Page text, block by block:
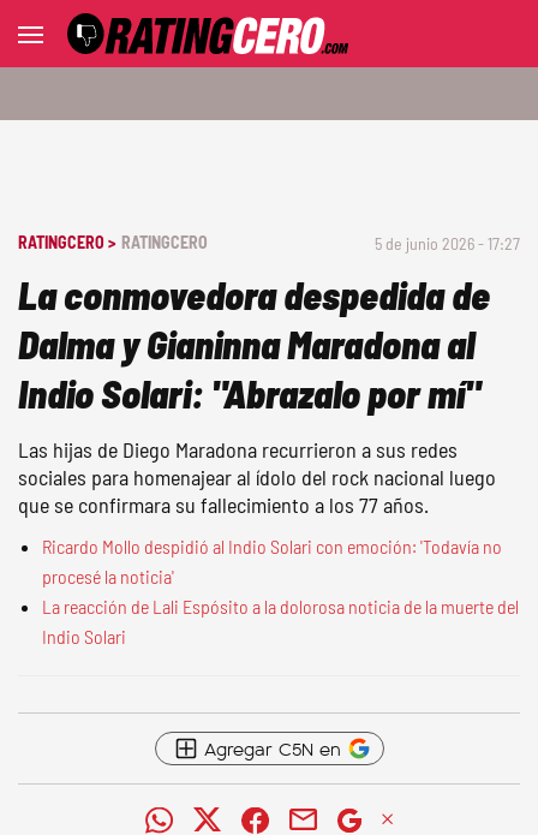
RATINGCERO > RATINGCERO 5 de junio 2026 - 17:27
La conmovedora despedida de
Dalma y Gianinna Maradona al
Indio Solari: "Abrazalo por mí"
Las hijas de Diego Maradona recurrieron a sus redes
sociales para homenajear al ídolo del rock nacional luego
que se confirmara su fallecimiento a los 77 años.
Ricardo Mollo despidió al Indio Solari con emoción: 'Todavía no
procesé la noticia'
La reacción de Lali Espósito a la dolorosa noticia de la muerte del
Indio Solari
Agregar C5N en